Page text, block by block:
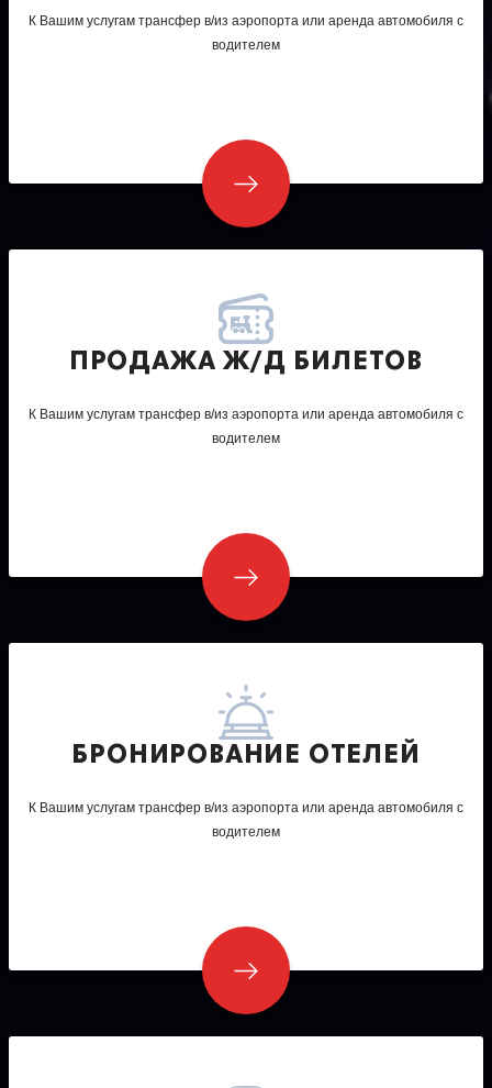
К Вашим услугам трансфер в/из аэропорта или аренда автомобиля с
водителем
ПРОДАЖА Ж/Д БИЛЕТОВ
К Вашим услугам трансфер в/из аэропорта или аренда автомобиля с
водителем
БРОНИРОВАНИЕ ОТЕЛЕЙ
К Вашим услугам трансфер в/из аэропорта или аренда автомобиля с
водителем